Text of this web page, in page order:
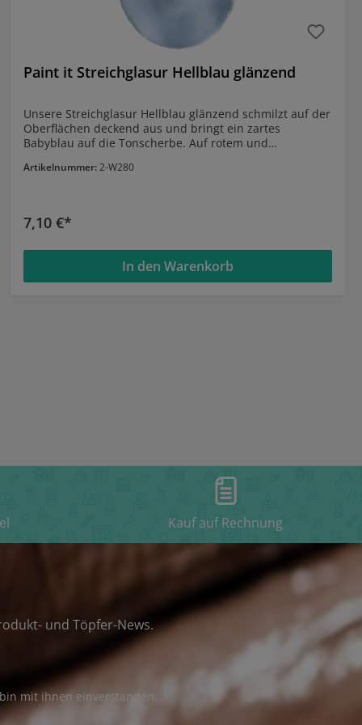
Paint it Streichglasur Hellblau glänzend
Unsere Streichglasur Hellblau glänzend schmilzt auf der
Oberflächen deckend aus und bringt ein zartes
Babyblau auf die Tonscherbe. Auf rotem und
ab. EIGENSCHAFTEN Farbe: hellblau Deckkraft: deckend
stabil im Brennbereich von 1020° –
1100°C. ESSGESCHIRRDiese Streichglasur ist
Artikelnummer:2-W280
7,10 €*
In den Warenkorb
Kauf auf Rechnung
und Töpfer-News.
mit ihnen einverstanden.